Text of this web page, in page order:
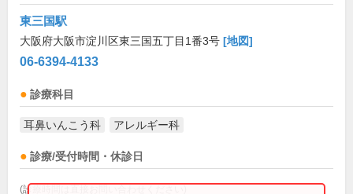
東三国駅
大阪府大阪市淀川区東三国五丁目1番3号 [地図]
06-6394-4133
診療科目
耳鼻いんこう科 アレルギー科
診療/受付時間・休診日
(診療時間は直接お問い合わせください)